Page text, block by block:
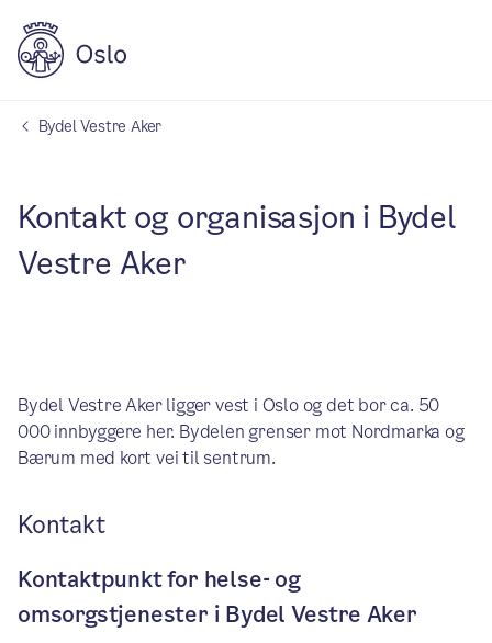
Bydel Vestre Aker
Kontakt og organisasjon i Bydel
Vestre Aker
Bydel Vestre Aker ligger vest i Oslo og det bor ca. 50
000 innbyggere her. Bydelen grenser mot Nordmarka og
Bærum med kort vei til sentrum.
Kontakt
Kontaktpunkt for helse- og
omsorgstjenester i Bydel Vestre Aker